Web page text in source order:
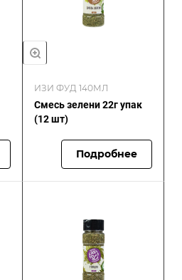
ИЗИ ФУД 140МЛ
Смесь зелени 22г упак
(12 шт)
Подробнее